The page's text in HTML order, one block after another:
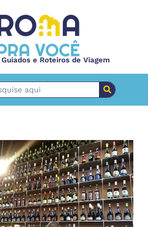
e Roteiros de Viagem